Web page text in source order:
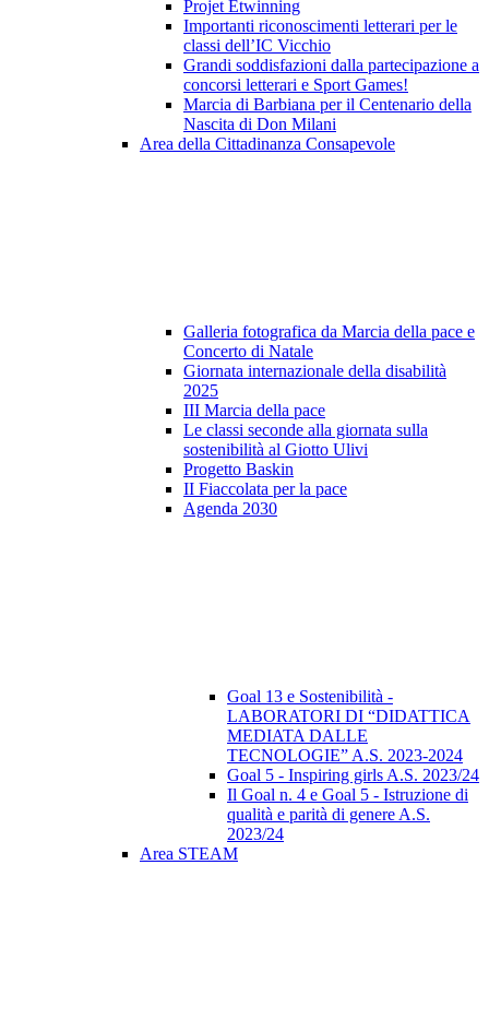
Projet Etwinning
Importanti riconoscimenti letterari per le
classi dell’IC Vicchio
Grandi soddisfazioni dalla partecipazione a
concorsi letterari e Sport Games!
Marcia di Barbiana per il Centenario della
Nascita di Don Milani
Area della Cittadinanza Consapevole
Galleria fotografica da Marcia della pace e
Concerto di Natale
Giornata internazionale della disabilità
2025
III Marcia della pace
Le classi seconde alla giornata sulla
sostenibilità al Giotto Ulivi
Progetto Baskin
II Fiaccolata per la pace
Agenda 2030
Goal 13 e Sostenibilità -
LABORATORI DI “DIDATTICA
MEDIATA DALLE
TECNOLOGIE” A.S. 2023-2024
Goal 5 - Inspiring girls A.S. 2023/24
Il Goal n. 4 e Goal 5 - Istruzione di
qualità e parità di genere A.S.
2023/24
Area STEAM